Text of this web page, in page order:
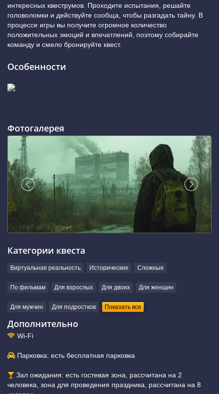
интересных квеструмов. Проходите испытания, решайте
головоломки и действуйте сообща, чтобы разгадать тайну. В
процессе игры вы получите огромное количество
положительных эмоций и впечатлений, поэтому собирайте
команду и смело бронируйте квест.
Особенности
Фотогалерея
Категории квеста
Виртуальная реальность Исторические Сложные
По фильмам Для взрослых Для двоих Для женщин
Для мужчин Для подростков Показать все
Дополнительно
Wi-Fi
Парковка: есть бесплатная парковка
Зал ожидания: есть гостевая зона, рассчитана на 2
человека, зона для проведения праздника, рассчитана на 8